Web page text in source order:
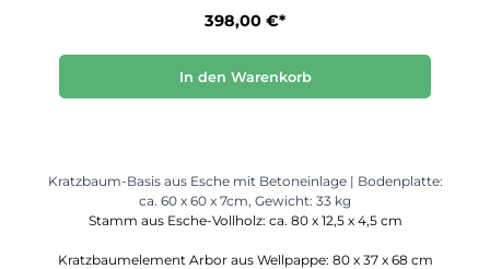
398,00 €*
In den Warenkorb
Kratzbaum-Basis aus Esche mit Betoneinlage | Bodenplatte:
ca. 60 x 60 x 7cm, Gewicht: 33 kg
Stamm aus Esche-Vollholz: ca. 80 x 12,5 x 4,5 cm
Kratzbaumelement Arbor aus Wellpappe: 80 x 37 x 68 cm